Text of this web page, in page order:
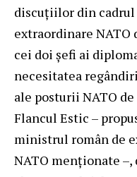
discuțiilor din
extraordinare NATO
cei doi șefi ai
necesitatea
ale posturii NATO
Flancul Estic –
ministrul român de
NATO menționate